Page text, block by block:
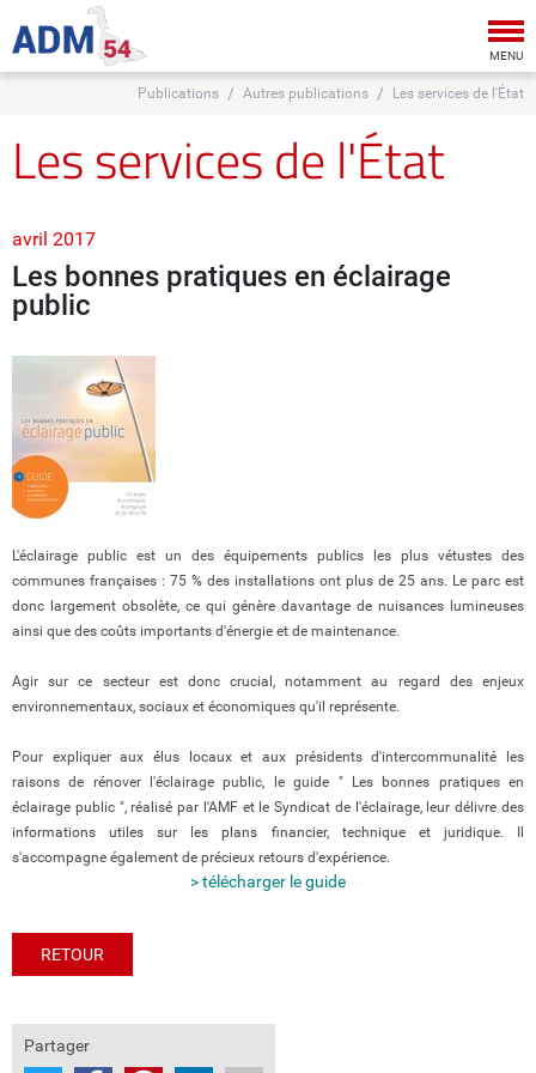
MENU
Publications Autres publications Les services de l'État
Les services de l'État
avril 2017
Les bonnes pratiques en éclairage
public
L'éclairage public est un des équipements publics les plus vétustes des
communes françaises : 75 % des installations ont plus de 25 ans. Le parc est
donc largement obsolète, ce qui génère davantage de nuisances lumineuses
ainsi que des coûts importants d'énergie et de maintenance.
Agir sur ce secteur est donc crucial, notamment au regard des enjeux
environnementaux, sociaux et économiques qu'il représente.
Pour expliquer aux élus locaux et aux présidents d'intercommunalité les
raisons de rénover l'éclairage public, le guide " Les bonnes pratiques en
éclairage public ", réalisé par l'AMF et le Syndicat de l'éclairage, leur délivre des
informations utiles sur les plans financier, technique et juridique. Il
s'accompagne également de précieux retours d'expérience.
> télécharger le guide
RETOUR
Partager